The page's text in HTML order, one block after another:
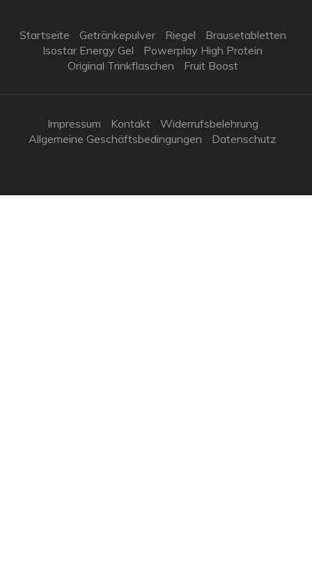
Startseite Getränkepulver Riegel
Brausetabletten
Isostar Energy Gel
Powerplay High Protein
Original Trinkflaschen
Fruit Boost
Impressum Kontakt
Widerrufsbelehrung
Allgemeine Geschäftsbedingungen
Datenschutz